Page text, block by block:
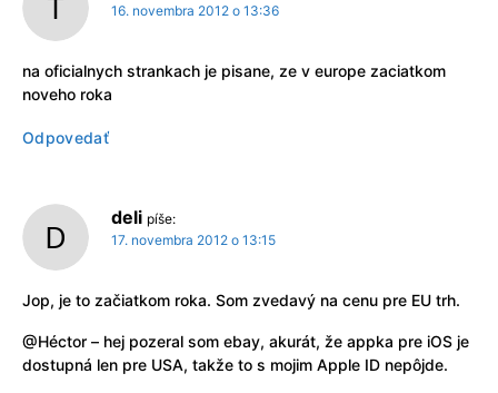
16. novembra 2012 o 13:36
na oficialnych strankach je pisane, ze v europe zaciatkom
noveho roka
Odpovedať
deli píše:
17. novembra 2012 o 13:15
Jop, je to začiatkom roka. Som zvedavý na cenu pre EU trh.
@Héctor – hej pozeral som ebay, akurát, že appka pre iOS je
dostupná len pre USA, takže to s mojim Apple ID nepôjde.